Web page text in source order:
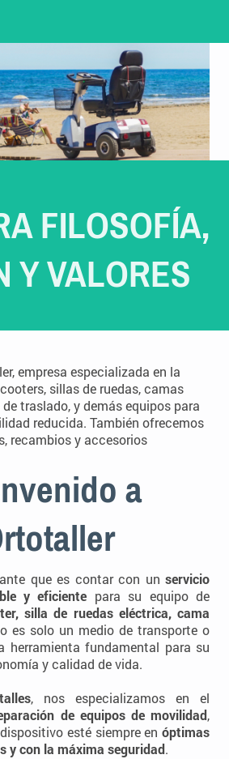
FILOSOFÍA,
Y VALORES
empresa especializada en la
sillas de ruedas, camas
traslado, y demás equipos para
reducida. También ofrecemos
recambios y accesorios
a
que es contar con un servicio
y eficiente para su equipo de
silla de ruedas eléctrica, cama
es solo un medio de transporte o
herramienta fundamental para su
y calidad de vida.
, nos especializamos en el
de equipos de movilidad,
esté siempre en óptimas
y con la máxima seguridad.